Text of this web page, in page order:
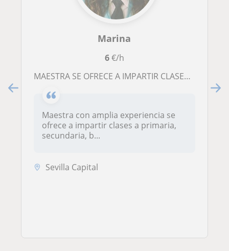
Marina
6€/h
MAESTRA SE OFRECE A IMPARTIR CLASES A DOMICILIO EN SEVILLA
Maestra con amplia experiencia se
ofrece a impartir clases a primaria,
secundaria, b...
Sevilla Capital